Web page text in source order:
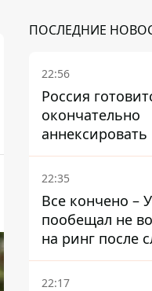
ПОСЛЕДНИЕ
22:56
Россия
окончательно
Осетию –
обеспокоены
22:35
Все кончено –
пообещал не
на ринг после
боя
22:17